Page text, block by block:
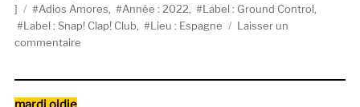
le
Étiquettes
Adios Amores Année : 2022 Label : Ground Control
Label : Snap! Clap! Club
Lieu : Espagne
Laisser un
commentairesur
Catégories